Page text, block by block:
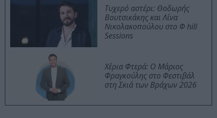
Τυχερό αστέρι: Θοδωρής
Βουτσικάκης και Λίνα
Νικολακοπούλου στο Φ hill
Sessions
Χέρια Φτερά: Ο Μάριος
Φραγκούλης στο Φεστιβάλ
στη Σκιά των Βράχων 2026